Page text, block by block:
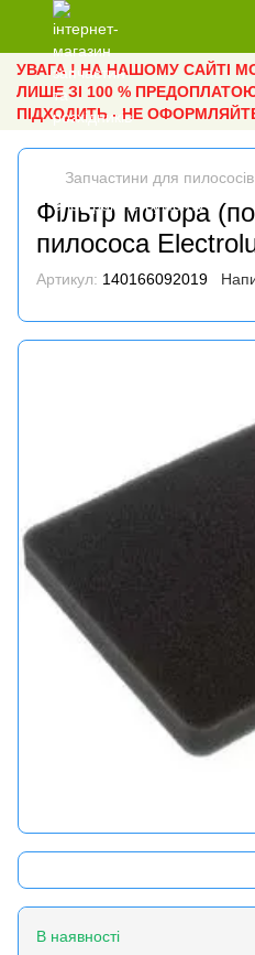
УВАГА ! НА НАШОМУ САЙТІ
ЛИШЕ ЗІ 100 %
ПІДХОДИТЬ - НЕ
Запчастини для пилососів
Фільтр мотора
пилососа
Артикул: 140166092019
В наявності